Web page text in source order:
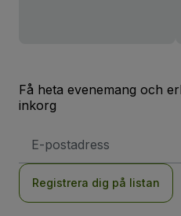
Få heta evenemang och
inkorg
postadress
Registrera dig på listan